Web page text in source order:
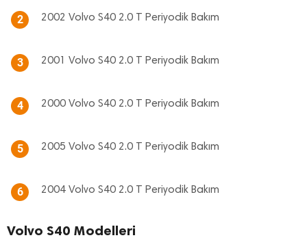
2 2002 Volvo S40 2.0 T Periyodik Bakım
3 2001 Volvo S40 2.0 T Periyodik Bakım
4 2000 Volvo S40 2.0 T Periyodik Bakım
5 2005 Volvo S40 2.0 T Periyodik Bakım
6 2004 Volvo S40 2.0 T Periyodik Bakım
Volvo S40 Modelleri